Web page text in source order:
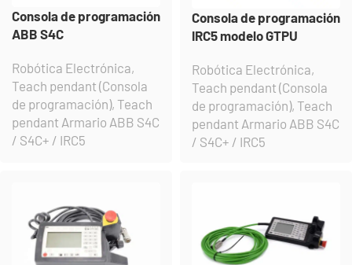
Consola de programación
ABB S4C
Robótica Electrónica,
Teach pendant (Consola
de programación), Teach
pendant Armario ABB S4C
/ S4C+ / IRC5
Consola de programación
IRC5 modelo GTPU
Robótica Electrónica,
Teach pendant (Consola
de programación), Teach
pendant Armario ABB S4C
/ S4C+ / IRC5